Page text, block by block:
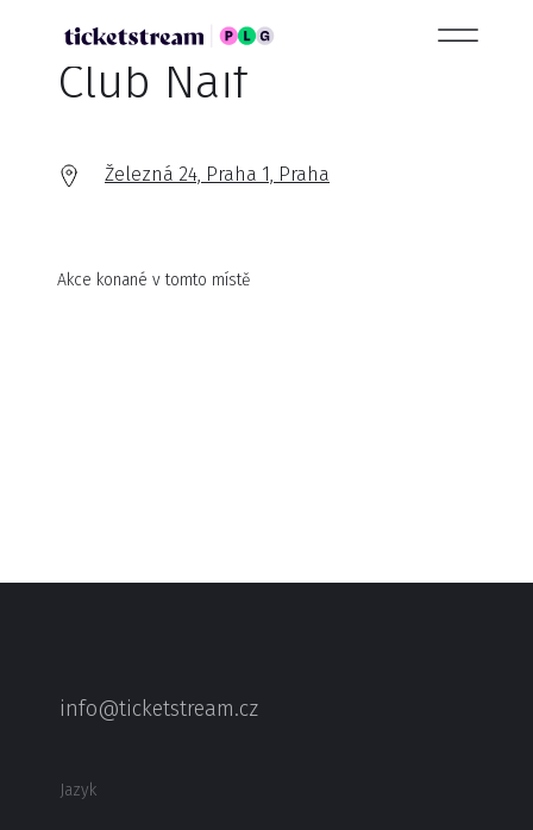
Club Naif
Železná 24, Praha 1, Praha
Akce konané v tomto místě
info@ticketstream.cz
Jazyk